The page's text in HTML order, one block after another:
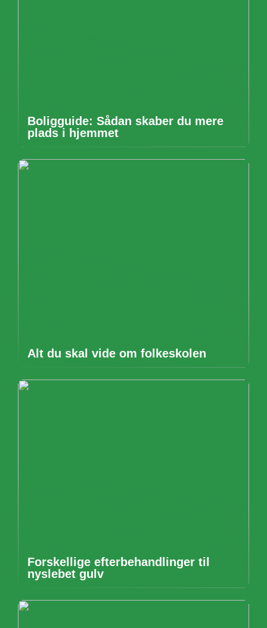
Boligguide: Sådan skaber du mere
plads i hjemmet
Alt du skal vide om folkeskolen
Forskellige efterbehandlinger til
nyslebet gulv